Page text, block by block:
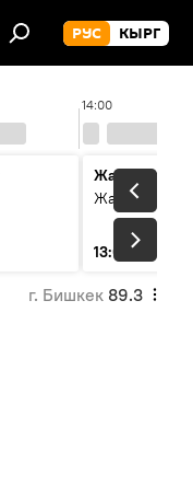
РУС КЫРГ
14:00
Жаңылыктар
13:01 3 мин
г. Бишкек 89.3